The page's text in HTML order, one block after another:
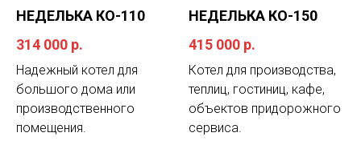
НЕДЕЛЬКА КО-110
314 000 р.
Надежный котел для
большого дома или
производственного
помещения.
НЕДЕЛЬКА КО-150
415 000 р.
Котел для производства,
теплиц, гостиниц, кафе,
объектов придорожного
сервиса.